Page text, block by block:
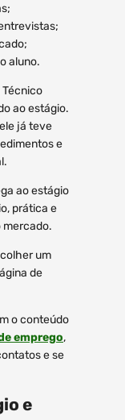
aluno.
Técnico
ao estágio.
já teve
e
ao estágio
prática e
mercado.
um
de
o conteúdo
emprego,
e se
e